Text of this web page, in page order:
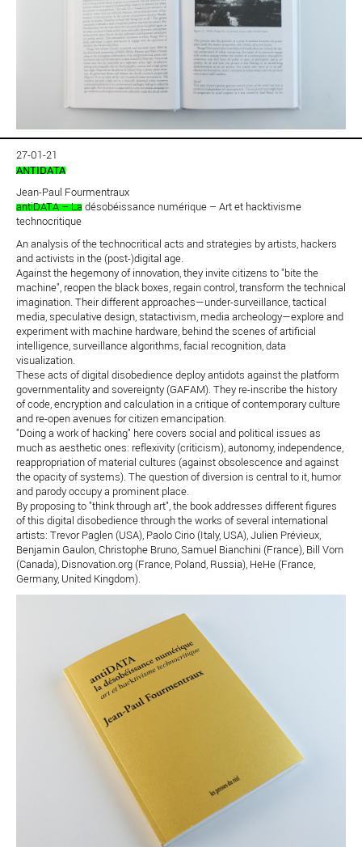
27-01-21
ANTIDATA
Jean-Paul Fourmentraux
antiDATA – La désobéissance numérique – Art et hacktivisme
technocritique
An analysis of the technocritical acts and strategies by artists, hackers
and activists in the (post-)digital age.
Against the hegemony of innovation, they invite citizens to "bite the
machine", reopen the black boxes, regain control, transform the technical
imagination. Their different approaches—under-surveillance, tactical
media, speculative design, statactivism, media archeology—explore and
experiment with machine hardware, behind the scenes of artificial
intelligence, surveillance algorithms, facial recognition, data
visualization.
These acts of digital disobedience deploy antidots against the platform
governmentality and sovereignty (GAFAM). They re-inscribe the history
of code, encryption and calculation in a critique of contemporary culture
and re-open avenues for citizen emancipation.
"Doing a work of hacking" here covers social and political issues as
much as aesthetic ones: reflexivity (criticism), autonomy, independence,
reappropriation of material cultures (against obsolescence and against
the opacity of systems). The question of diversion is central to it, humor
and parody occupy a prominent place.
By proposing to "think through art", the book addresses different figures
of this digital disobedience through the works of several international
artists: Trevor Paglen (USA), Paolo Cirio (Italy, USA), Julien Prévieux,
Benjamin Gaulon, Christophe Bruno, Samuel Bianchini (France), Bill Vorn
(Canada), Disnovation.org (France, Poland, Russia), HeHe (France,
Germany, United Kingdom).